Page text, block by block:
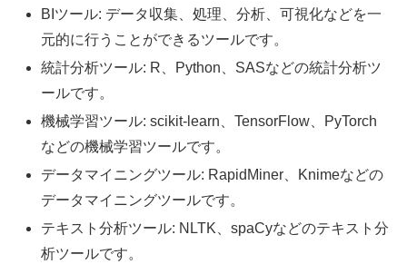
BIツール: データ収集、処理、分析、可視化などを一
元的に行うことができるツールです。
統計分析ツール: R、Python、SASなどの統計分析ツ
ールです。
機械学習ツール: scikit-learn、TensorFlow、PyTorch
などの機械学習ツールです。
データマイニングツール: RapidMiner、Knimeなどの
データマイニングツールです。
テキスト分析ツール: NLTK、spaCyなどのテキスト分
析ツールです。